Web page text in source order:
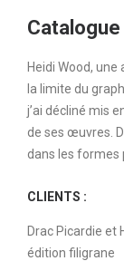
Catalogue
Heidi Wood,
la limite du
j’ai décliné mis
de ses œuvres.
dans les formes
CLIENTS :
Drac Picardie et
édition filigrane